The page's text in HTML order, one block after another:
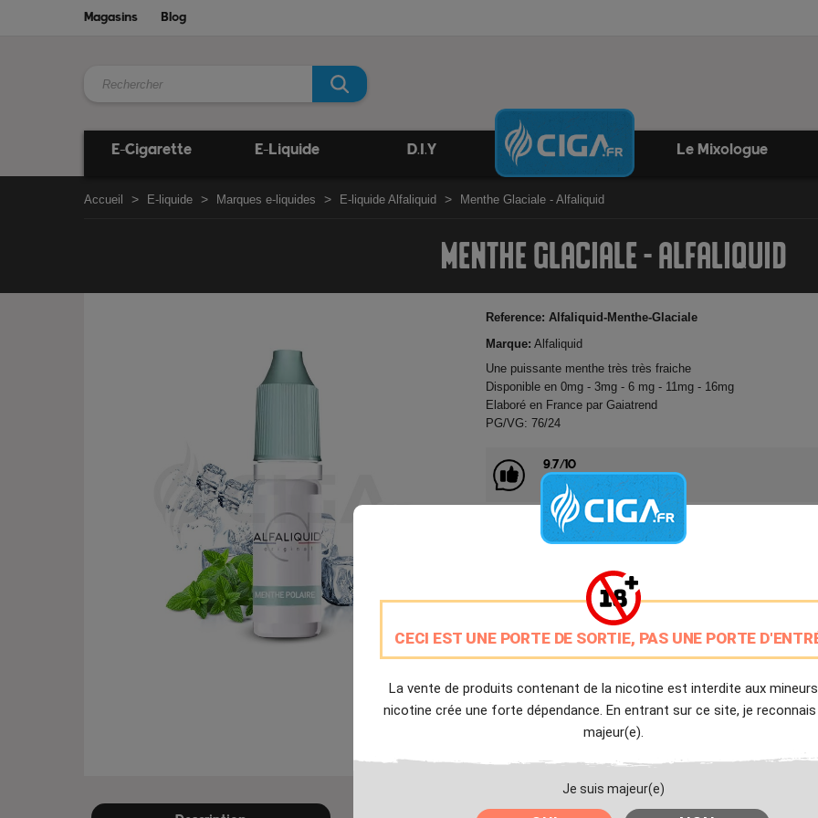
CECI EST UNE PORTE DE SORTIE, PAS UNE PORTE
La vente de produits contenant de la nicotine est interdite aux
nicotine crée une forte dépendance. En entrant sur ce site, je
majeur(e).
Je suis majeur(e)
Magasins Blog
E-Cigarette E-Liquide D.I.Y Le Mixologue
Accueil E-liquide Marques e-liquides E-liquide Alfaliquid Menthe Glaciale - Alfaliquid
MENTHE GLACIALE - ALFALIQUID
Reference: Alfaliquid-Menthe-Glaciale
Marque: Alfaliquid
Une puissante menthe très très fraiche
Disponible en 0mg - 3mg - 6 mg - 11mg - 16mg
Elaboré en France par Gaiatrend
PG/VG: 76/24
9.7/10
Avis client de Ciga.fr
Livraison Offerte
à partir de 20€
Expédition Immédiate
Commande passée avant 14h
Partager Tweet
Livré à partir du Lundi 10 Août 2026.